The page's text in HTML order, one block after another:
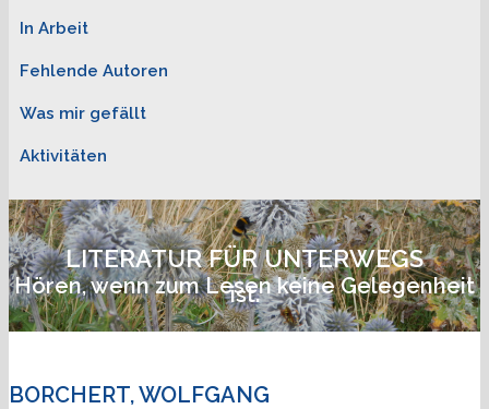
In Arbeit
Fehlende Autoren
Was mir gefällt
Aktivitäten
LITERATUR FÜR UNTERWEGS
Hören, wenn zum Lesen keine Gelegenheit
ist.
BORCHERT, WOLFGANG